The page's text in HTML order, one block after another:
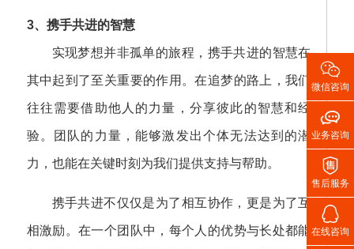
3、携手共进的智慧
实现梦想并非孤单的旅程，携手共进的智慧在
其中起到了至关重要的作用。在追梦的路上，我们
往往需要借助他人的力量，分享彼此的智慧和经
验。团队的力量，能够激发出个体无法达到的潜
力，也能在关键时刻为我们提供支持与帮助。
携手共进不仅仅是为了相互协作，更是为了互
相激励。在一个团队中，每个人的优势与长处都能

微信咨询

业务咨询

售后服务

在线咨询